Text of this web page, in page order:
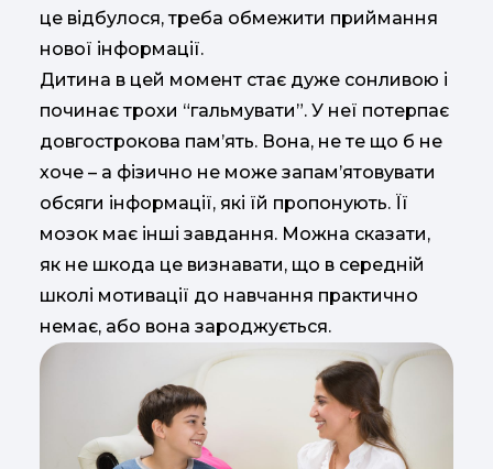
це відбулося, треба обмежити приймання
нової інформації.
Дитина в цей момент стає дуже сонливою і
починає трохи “гальмувати”. У неї потерпає
довгострокова пам’ять. Вона, не те що б не
хоче – а фізично не може запам’ятовувати
обсяги інформації, які їй пропонують. Її
мозок має інші завдання. Можна сказати,
як не шкода це визнавати, що в середній
школі мотивації до навчання практично
немає, або вона зароджується.